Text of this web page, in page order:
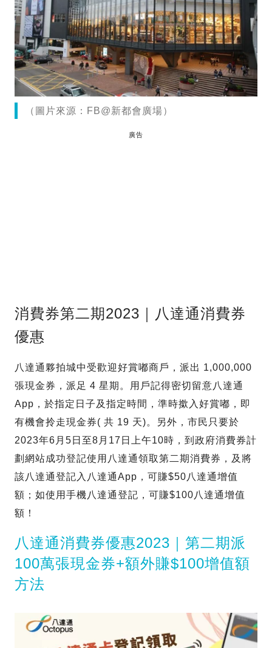
（圖片來源：FB@新都會廣場）
廣告
消費券第二期2023｜八達通消費券
優惠
八達通夥拍城中受歡迎好賞嘟商戶，派出 1,000,000
張現金券，派足 4 星期。用戶記得密切留意八達通
App，於指定日子及指定時間，準時撳入好賞嘟，即
有機會拎走現金券( 共 19 天)。另外，市民只要於
2023年6月5日至8月17日上午10時，到政府消費券計
劃網站成功登記使用八達通領取第二期消費券，及將
該八達通登記入八達通App，可賺$50八達通增值
額；如使用手機八達通登記，可賺$100八達通增值
額！
八達通消費券優惠2023｜第二期派
100萬張現金券+額外賺$100增值額
方法